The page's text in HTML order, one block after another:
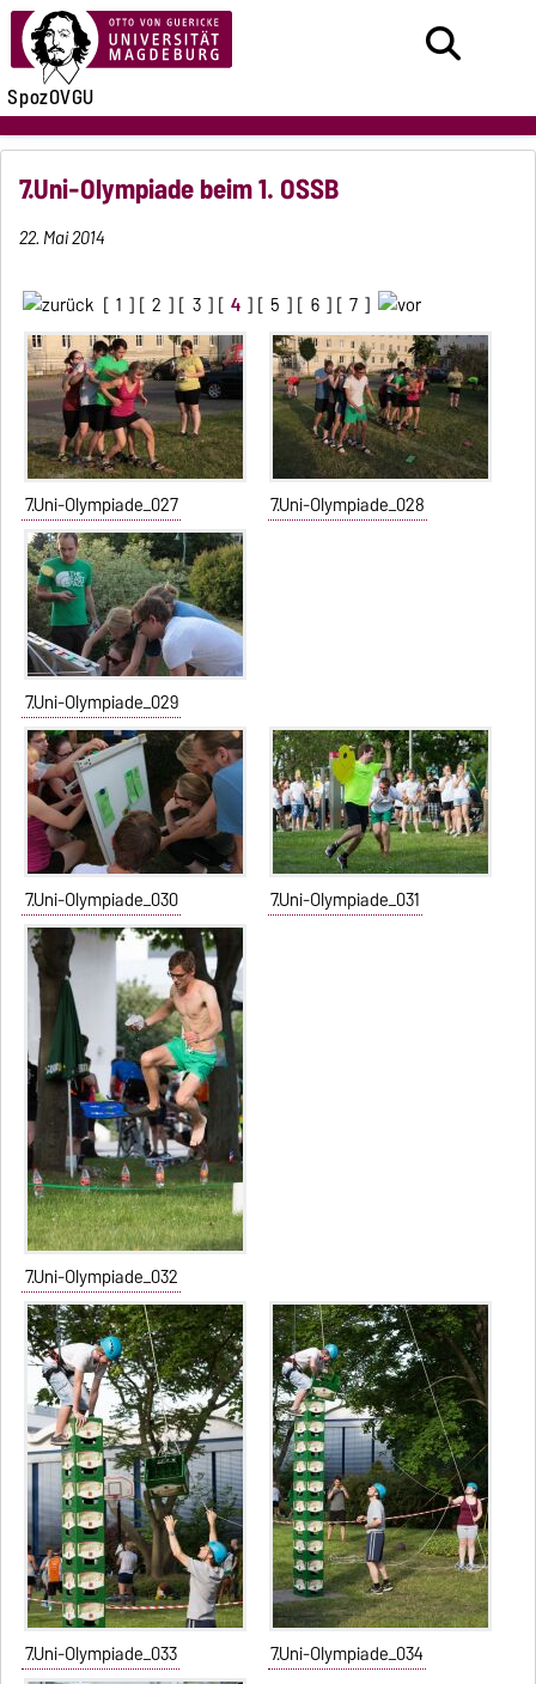
SpozOVGU
7.Uni-Olympiade beim 1. OSSB
22. Mai 2014
[ 1 ] [ 2 ] [ 3 ] [ 4 ] [ 5 ] [ 6 ] [ 7 ]
7.Uni-Olympiade_027 7.Uni-Olympiade_028
7.Uni-Olympiade_029
7.Uni-Olympiade_030 7.Uni-Olympiade_031
7.Uni-Olympiade_032
7.Uni-Olympiade_033 7.Uni-Olympiade_034